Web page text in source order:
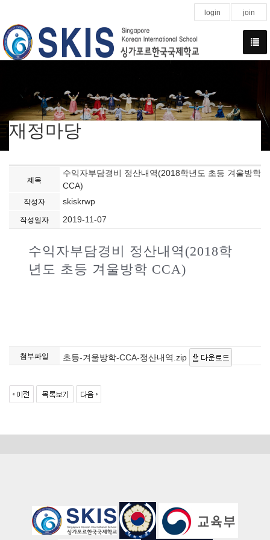
login join
재정마당
제목
수익자부담경비 정산내역(2018학년도 초등 겨울방학
CCA)
작성자 skiskrwp
작성일자 2019-11-07
수익자부담경비 정산내역(2018학
년도 초등 겨울방학 CCA)
첨부파일 초등-겨울방학-CCA-정산내역.zip